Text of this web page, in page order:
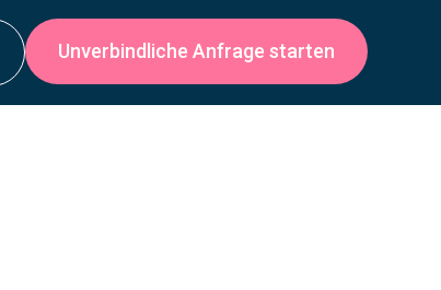
Unverbindliche Anfrage starten